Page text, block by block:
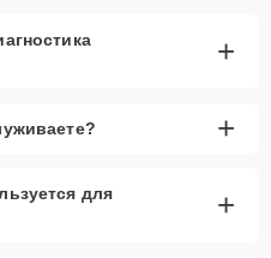
+
+
для
+